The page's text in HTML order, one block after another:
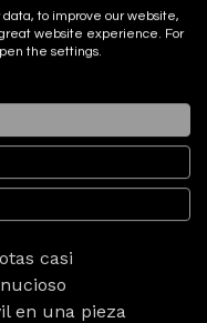
del vehículo.
de adaptar
Desde
a mano
preciosos o
casi
en una pieza
to improve our website,
website experience. For
the settings.